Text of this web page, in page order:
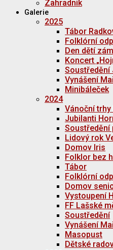
Zahradnik
Galerie
2025
Tábor
Folklórní
Den dětí
Koncert
Soustředění
Vynášení
Minibáleček
2024
Vánoční trhy
Jubilanti
Soustředění
Lidový rok
Domov Iris
Folklor bez
Tábor
Folklórní
Domov
Vystoupení
FF Lašské
Soustředění
Vynášení
Masopust
Dětské